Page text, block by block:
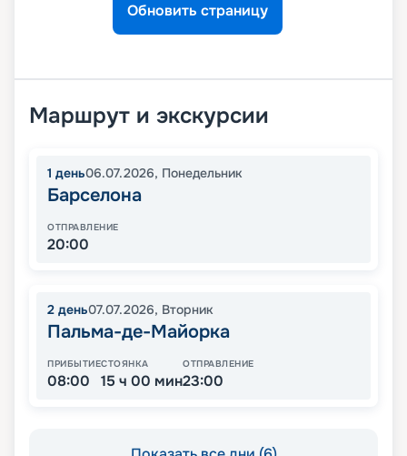
Обновить страницу
Маршрут и экскурсии
1 день06.07.2026, Понедельник
Барселона
ОТПРАВЛЕНИЕ
20:00
2 день07.07.2026, Вторник
Пальма-де-Майорка
ПРИБЫТИЕ
08:00
СТОЯНКА
15 ч 00 мин
ОТПРАВЛЕНИЕ
23:00